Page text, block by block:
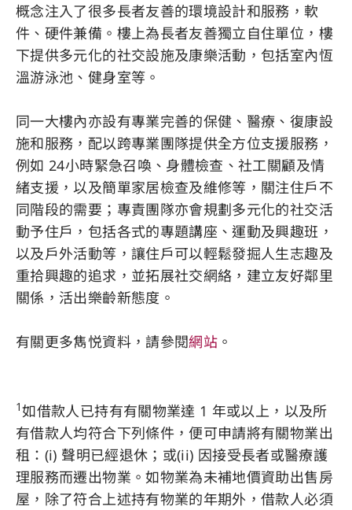
概念注入了很多長者友善的環境設計和服務，軟
件、硬件兼備。樓上為長者友善獨立自住單位，樓
下提供多元化的社交設施及康樂活動，包括室內恆
溫游泳池、健身室等。
同一大樓內亦設有專業完善的保健、醫療、復康設
施和服務，配以跨專業團隊提供全方位支援服務，
例如 24小時緊急召喚、身體檢查、社工關顧及情
緒支援，以及簡單家居檢查及維修等，關注住戶不
同階段的需要；專責團隊亦會規劃多元化的社交活
動予住戶，包括各式的專題講座、運動及興趣班，
以及戶外活動等，讓住戶可以輕鬆發掘人生志趣及
重拾興趣的追求，並拓展社交網絡，建立友好鄰里
關係，活出樂齡新態度。
有關更多雋悦資料，請參閱網站 。
1如借款人已持有有關物業達 1 年或以上，以及所
有借款人均符合下列條件，便可申請將有關物業出
租：(i) 聲明已經退休；或(ii) 因接受長者或醫療護
理服務而遷出物業。如物業為未補地價資助出售房
屋，除了符合上述持有物業的年期外，借款人必須